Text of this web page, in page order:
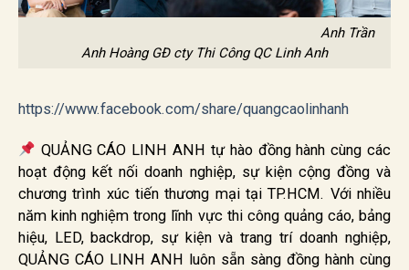
Anh Trần
Anh Hoàng GĐ cty Thi Công QC Linh Anh
https://www.facebook.com/share/quangcaolinhanh
QUẢNG CÁO LINH ANH tự hào đồng hành cùng các
hoạt động kết nối doanh nghiệp, sự kiện cộng đồng và
chương trình xúc tiến thương mại tại TP.HCM. Với nhiều
năm kinh nghiệm trong lĩnh vực thi công quảng cáo, bảng
hiệu, LED, backdrop, sự kiện và trang trí doanh nghiệp,
QUẢNG CÁO LINH ANH luôn sẵn sàng đồng hành cùng